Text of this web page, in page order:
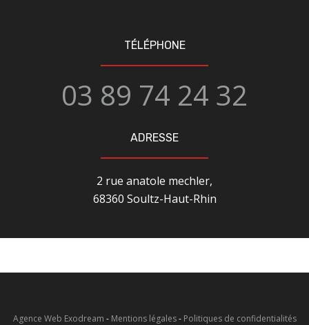
TÉLÉPHONE
03 89 74 24 32
ADRESSE
2 rue anatole mechler,
68360 Soultz-Haut-Rhin
Agence Web Exodream - Mentions légales- Politiques de confidentialités